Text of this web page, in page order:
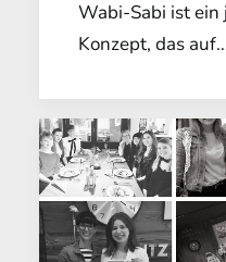
Wabi-Sabi ist ein
Konzept, das